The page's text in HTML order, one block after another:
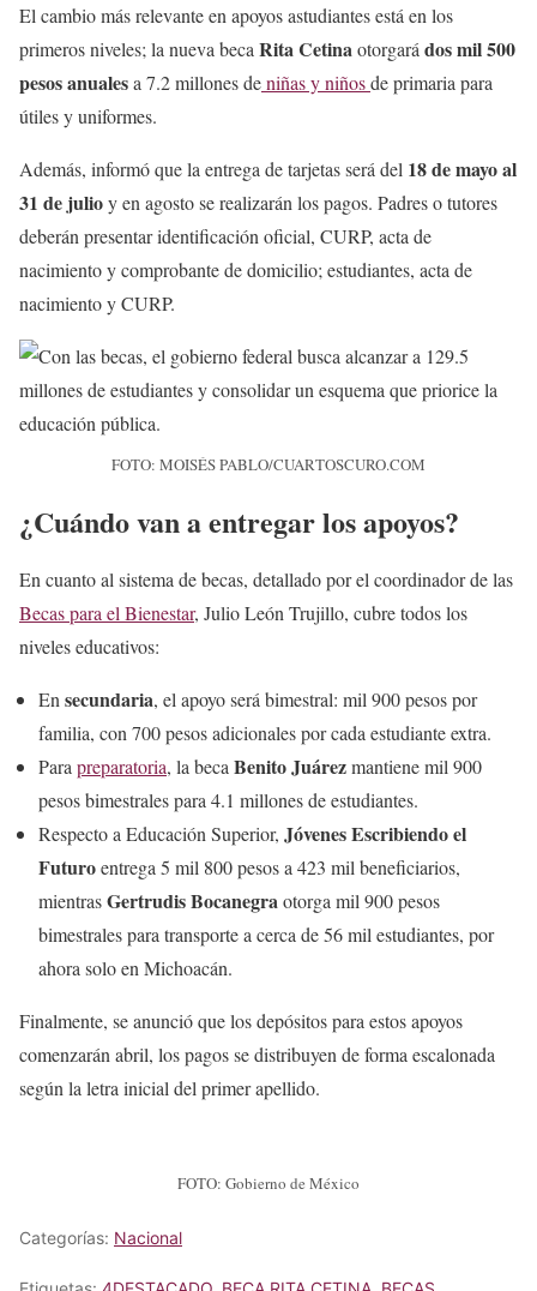
El cambio más relevante en apoyos astudiantes está en los
primeros niveles; la nueva beca Rita Cetinaotorgará dos mil 500
pesos anualesa 7.2 millones deniñas y niñosde primaria para
útiles y uniformes.
Además, informó que la entrega de tarjetas será del 18 de mayo al
31 de julioy en agosto se realizarán los pagos. Padres o tutores
deberán presentar identificación oficial, CURP, acta de
nacimiento y comprobante de domicilio; estudiantes, acta de
nacimiento y CURP.
FOTO: MOISÉS PABLO/CUARTOSCURO.COM
¿Cuándo van a entregar los apoyos?
En cuanto al sistema de becas, detallado por el coordinador de las
Becas para el Bienestar, Julio León Trujillo, cubre todos los
niveles educativos:
En secundaria, el apoyo será bimestral: mil 900 pesos por
familia, con 700 pesos adicionales por cada estudiante extra.
Para preparatoria, la beca Benito Juárezmantiene mil 900
pesos bimestrales para 4.1 millones de estudiantes.
Respecto a Educación Superior, Jóvenes Escribiendo el
Futuroentrega 5 mil 800 pesos a 423 mil beneficiarios,
mientrasGertrudis Bocanegraotorga mil 900 pesos
bimestrales para transporte a cerca de 56 mil estudiantes, por
ahora solo en Michoacán.
Finalmente, se anunció que los depósitos para estos apoyos
comenzarán abril, los pagos se distribuyen de forma escalonada
según la letra inicial del primer apellido.
FOTO: Gobierno de México
Categorías: Nacional